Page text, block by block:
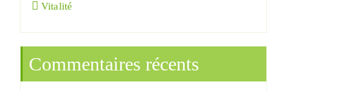
Vitalité
Commentaires récents